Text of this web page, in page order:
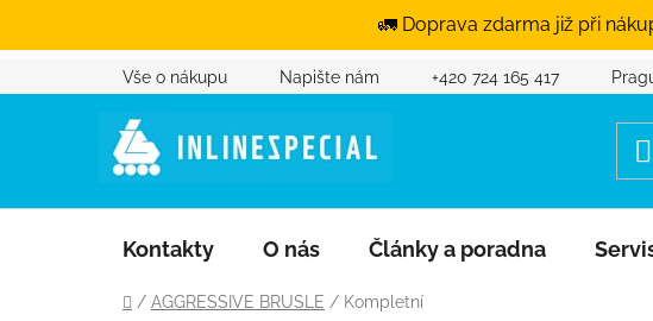
🚛 Doprava zdarma již při
Přejít na obsahVše o nákupu Napište nám +420 724 165 417
Kontakty O nás Články a poradna
Domů
/ AGGRESSIVE BRUSLE / Kompletní